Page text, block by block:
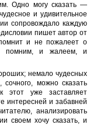
Одно могу сказать —
и удивительное
сопровождало каждую
пишет автор от
и не пожалеет о
помним, и жалеем, и
немало чудесных
сочного, можно сказать
этот уже заставляет
интересней и забавней
анализировать
своем хочу сказать, и